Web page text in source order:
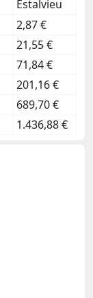
Estalvieu
2,87 €
21,55 €
71,84 €
201,16 €
689,70 €
1.436,88 €